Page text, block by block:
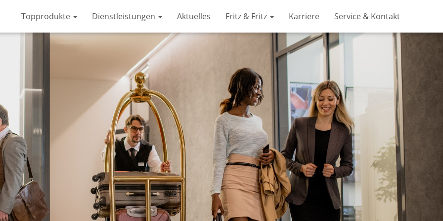
Topprodukte Dienstleistungen Aktuelles Fritz & Fritz Karriere Service & Kontakt